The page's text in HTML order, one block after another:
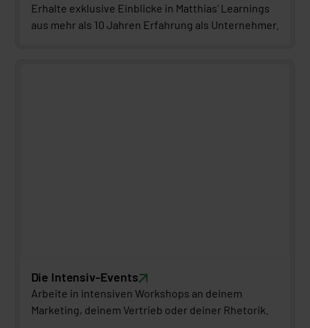
Erhalte exklusive Einblicke in Matthias’ Learnings
aus mehr als 10 Jahren Erfahrung als Unternehmer.
Die Intensiv-Events
Arbeite in intensiven Workshops an deinem
Marketing, deinem Vertrieb oder deiner Rhetorik.